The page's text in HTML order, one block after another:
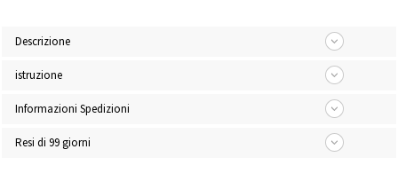
Descrizione
istruzione
Informazioni Spedizioni
Resi di 99 giorni